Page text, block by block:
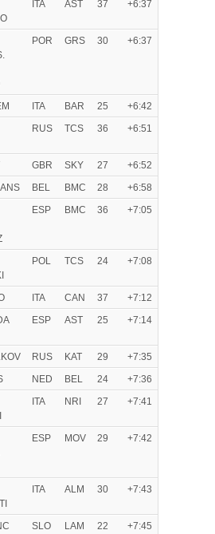
ITA AST 37 +6:37
POR GRS 30 +6:37
ITA BAR 25
+6:42
RUS TCS 36 +6:51
GBR SKY 27
+6:52
BEL BMC 28
+6:58
ESP BMC 36 +7:05
POL TCS 24 +7:08
ITA CAN 37
+7:12
ESP AST 25 +7:14
RUS KAT 29
+7:35
NED BEL 24
+7:36
ITA NRI 27 +7:41
ESP MOV 29 +7:42
ITA ALM 30 +7:43
SLO LAM 22
+7:45